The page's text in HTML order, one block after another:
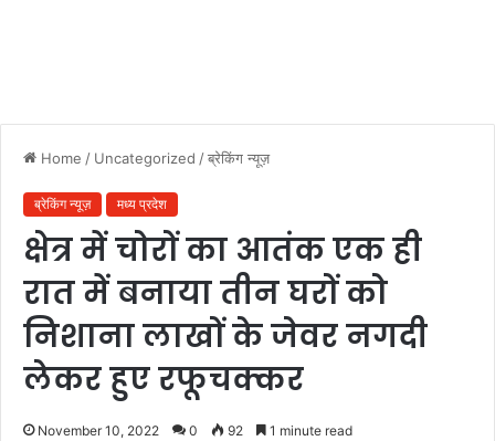
Home / Uncategorized /ब्रेकिंग न्यूज़
ब्रेकिंग न्यूज़ मध्य प्रदेश
क्षेत्र में चोरों का आतंक एक ही
रात में बनाया तीन घरों को
निशाना लाखों के जेवर नगदी
लेकर हुए रफूचक्कर
November 10, 2022 0 92 1 minute read